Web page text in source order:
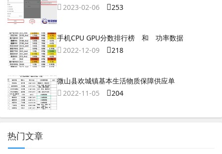
2023-02-06
253
手机CPU GPU分数排行榜 和 功率数据
2022-12-09
218
微山县欢城镇基本生活物质保障供应单
2022-11-05
204
热门文章